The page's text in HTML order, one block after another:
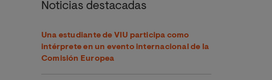
Noticias destacadas
Una estudiante de VIU participa como
intérprete en un evento internacional de la
Comisión Europea